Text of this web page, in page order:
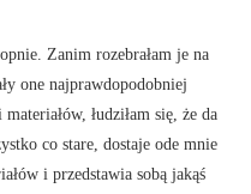
Zanim rozebrałam je na
one najprawdopodobniej
łudziłam się, że da
co stare, dostaje ode mnie
i przedstawia sobą jakąś